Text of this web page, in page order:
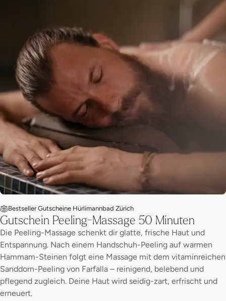
Bestseller Gutscheine Hürlimannbad Zürich
Gutschein Peeling-Massage 50 Minuten
Die Peeling-Massage schenkt dir glatte, frische Haut und
Entspannung. Nach einem Handschuh-Peeling auf warmen
Hammam-Steinen folgt eine Massage mit dem vitaminreichen
Sanddorn-Peeling von Farfalla – reinigend, belebend und
pflegend zugleich. Deine Haut wird seidig-zart, erfrischt und
erneuert.